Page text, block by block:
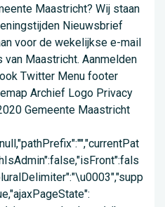
Maastricht? Wij staan
Nieuwsbrief
voor de wekelijkse e-mail
Maastricht. Aanmelden
Twitter Menu footer
Archief Logo Privacy
Gemeente Maastricht